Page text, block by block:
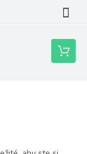
Nákupný
košík